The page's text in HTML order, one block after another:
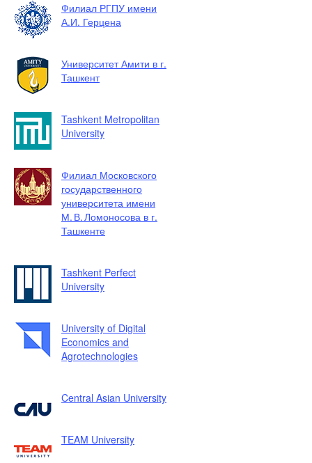
Филиал РГПУ имени
А.И. Герцена
Университет Амити в г.
Ташкент
Tashkent Metropolitan
University
Филиал Московского
государственного
университета имени
М. В. Ломоносова в г.
Ташкенте
Tashkent Perfect
University
University of Digital
Economics and
Agrotechnologies
Central Asian University
TEAM University